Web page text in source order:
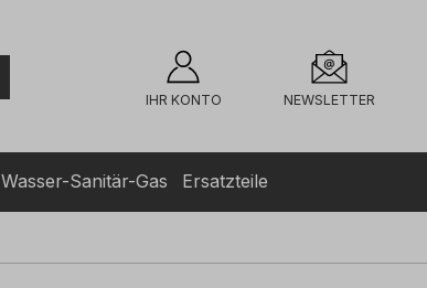
NEWSLETTER
IHR KONTO
Wasser-Sanitär-Gas Ersatzteile